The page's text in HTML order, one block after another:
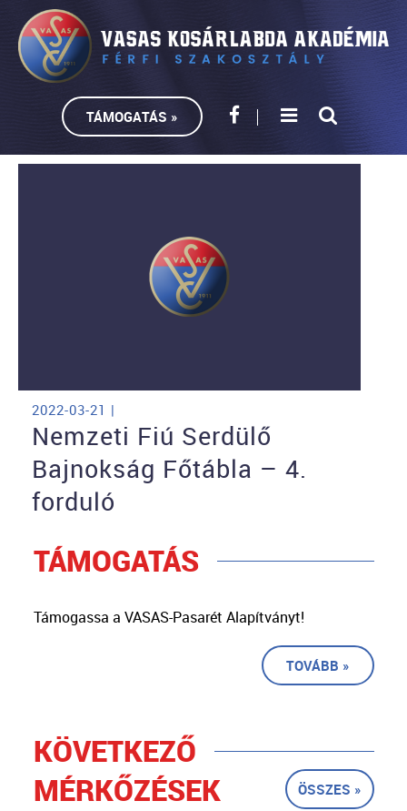
TÁMOGATÁS »
2022-03-21 |
Nemzeti Fiú Serdülő
Bajnokság Főtábla – 4.
forduló
TÁMOGATÁS
Támogassa a VASAS-Pasarét Alapítványt!
TOVÁBB »
KÖVETKEZŐ
MÉRKŐZÉSEK
ÖSSZES »